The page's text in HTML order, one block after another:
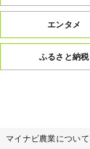
エンタメ
ふるさと納税
マイナビ農業について